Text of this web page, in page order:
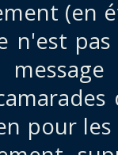
(en
n'est
pour